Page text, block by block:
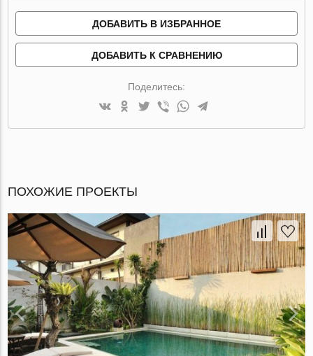
ДОБАВИТЬ В ИЗБРАННОЕ
ДОБАВИТЬ К СРАВНЕНИЮ
Поделитесь:
ПОХОЖИЕ ПРОЕКТЫ